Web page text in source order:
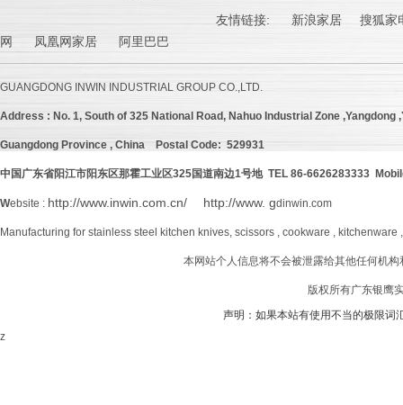
友情链接: 新浪家居 搜狐家
网 凤凰网家居 阿里巴巴
GUANGDONG INWIN INDUSTRIAL GROUP CO.,LTD.
Address : No. 1, South of 325 National Road, Nahuo Industrial Zone ,Yangdong
Guangdong Province , China Postal Code: 529931
中国广东省阳江市阳东区那霍工业区325国道南边1号地 TEL 86-6626283333
Website : http://www.inwin.com.cn/ http://www. gdinwin.com
Manufacturing for stainless steel kitchen knives, scissors , cookware ,
本网站个人信息将不会被泄露给其他任何机
版权所有广东银鹰
声明：如果本站有使用不当的极限词
z